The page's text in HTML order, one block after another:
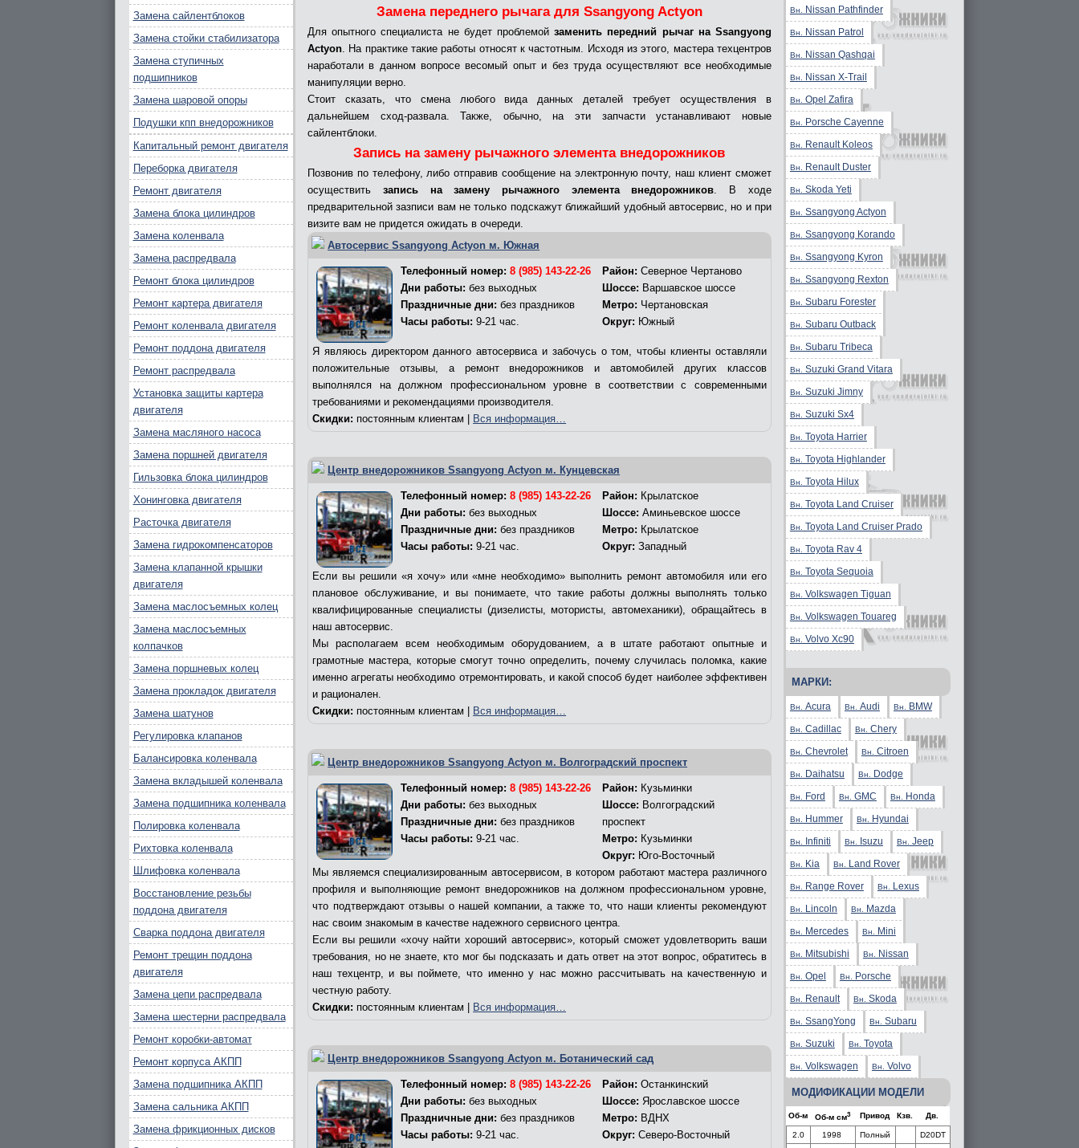
Замена переднего рычага для Ssangyong Actyon
Для опытного специалиста не будет проблемойзаменить передний рычаг на Ssangyong
Actyon. На практике такие работы относят к частотным. Исходя из этого, мастера техцентров
наработали в данном вопросе весомый опыт и без труда осуществляют все необходимые
манипуляции верно.
Стоит сказать, что смена любого вида данных деталей требует осуществления в
дальнейшем сход-развала. Также, обычно, на эти запчасти устанавливают новые
сайлентблоки.
Запись на замену рычажного элемента внедорожников
Позвонив по телефону, либо отправив сообщение на электронную почту, наш клиент сможет
осуществить запись на замену рычажного элемента внедорожников. В ходе
предварительной зазписи вам не только подскажут ближайший удобный автосервис, но и при
визите вам не придется ожидать в очереди.
Автосервис Ssangyong Actyon м. Южная
Телефонный номер:8 (985) 143-22-26
Дни работы: без выходных
Праздничные дни: без праздников
Часы работы: 9-21 час.
Район: Северное Чертаново
Шоссе: Варшавское шоссе
Метро: Чертановская
Округ: Южный
Я являюсь директором данного автосервиса и забочусь о том, чтобы клиенты оставляли
положительные отзывы, а ремонт внедорожников и автомобилей других классов
выполнялся на должном профессиональном уровне в соответствии с современными
требованиями и рекомендациями производителя.
Скидки: постоянным клиентам | Вся информация…
Центр внедорожников Ssangyong Actyon м. Кунцевская
Телефонный номер:8 (985) 143-22-26
Дни работы: без выходных
Праздничные дни: без праздников
Часы работы: 9-21 час.
Район: Крылатское
Шоссе: Аминьевское шоссе
Метро: Крылатское
Округ: Западный
Если вы решили «я хочу» или «мне необходимо» выполнить ремонт автомобиля или его
плановое обслуживание, и вы понимаете, что такие работы должны выполнять только
квалифицированные специалисты (дизелисты, мотористы, автомеханики), обращайтесь в
наш автосервис.
Мы располагаем всем необходимым оборудованием, а в штате работают опытные и
грамотные мастера, которые смогут точно определить, почему случилась поломка, какие
именно агрегаты необходимо отремонтировать, и какой способ будет наиболее эффективен
и рационален.
Скидки: постоянным клиентам | Вся информация…
Центр внедорожников Ssangyong Actyon м. Волгоградский проспект
Телефонный номер:8 (985) 143-22-26
Дни работы: без выходных
Праздничные дни: без праздников
Часы работы: 9-21 час.
Район: Кузьминки
Шоссе: Волгоградский
проспект
Метро: Кузьминки
Округ: Юго-Восточный
Мы являемся специализированным автосервисом, в котором работают мастера различного
профиля и выполняющие ремонт внедорожников на должном профессиональном уровне,
что подтверждают отзывы о нашей компании, а также то, что наши клиенты рекомендуют
нас своим знакомым в качестве надежного сервисного центра.
Если вы решили «хочу найти хороший автосервис», который сможет удовлетворить ваши
требования, но не знаете, кто мог бы подсказать и дать ответ на этот вопрос, обратитесь в
наш техцентр, и вы поймете, что именно у нас можно рассчитывать на качественную и
честную работу.
Скидки: постоянным клиентам | Вся информация…
Центр внедорожников Ssangyong Actyon м. Ботанический сад
Телефонный номер:8 (985) 143-22-26
Дни работы: без выходных
Праздничные дни: без праздников
Часы работы: 9-21 час.
Район: Останкинский
Шоссе: Ярославское шоссе
Метро: ВДНХ
Округ: Северо-Восточный
Замена сайлентблоков
Замена стойки стабилизатора
Замена ступичных
подшипников
Замена шаровой опоры
Подушки кпп внедорожников
Капитальный ремонт двигателя
Переборка двигателя
Ремонт двигателя
Замена блока цилиндров
Замена коленвала
Замена распредвала
Ремонт блока цилиндров
Ремонт картера двигателя
Ремонт коленвала двигателя
Ремонт поддона двигателя
Ремонт распредвала
Установка защиты картера
двигателя
Замена масляного насоса
Замена поршней двигателя
Гильзовка блока цилиндров
Хонинговка двигателя
Расточка двигателя
Замена гидрокомпенсаторов
Замена клапанной крышки
двигателя
Замена маслосъемных колец
Замена маслосъемных
колпачков
Замена поршневых колец
Замена прокладок двигателя
Замена шатунов
Регулировка клапанов
Балансировка коленвала
Замена вкладышей коленвала
Замена подшипника коленвала
Полировка коленвала
Рихтовка коленвала
Шлифовка коленвала
Восстановление резьбы
поддона двигателя
Сварка поддона двигателя
Ремонт трещин поддона
двигателя
Замена цепи распредвала
Замена шестерни распредвала
Ремонт коробки-автомат
Ремонт корпуса АКПП
Замена подшипника АКПП
Замена сальника АКПП
Замена фрикционных дисков
Вн. Nissan Pathfinder
Вн. Nissan Patrol
Вн. Nissan Qashqai
Вн. Nissan X-Trail
Вн. Opel Zafira
Вн. Porsche Cayenne
Вн. Renault Koleos
Вн. Renault Duster
Вн. Skoda Yeti
Вн. Ssangyong Actyon
Вн. Ssangyong Korando
Вн. Ssangyong Kyron
Вн. Ssangyong Rexton
Вн. Subaru Forester
Вн. Subaru Outback
Вн. Subaru Tribeca
Вн. Suzuki Grand Vitara
Вн. Suzuki Jimny
Вн. Suzuki Sx4
Вн. Toyota Harrier
Вн. Toyota Highlander
Вн. Toyota Hilux
Вн. Toyota Land Cruiser
Вн. Toyota Land Cruiser Prado
Вн. Toyota Rav 4
Вн. Toyota Sequoia
Вн. Volkswagen Tiguan
Вн. Volkswagen Touareg
Вн. Volvo Xc90
МАРКИ:
Вн. Acura Вн. Audi Вн. BMW
Вн. Cadillac Вн. Chery
Вн. Chevrolet Вн. Citroen
Вн. Daihatsu Вн. Dodge
Вн. Ford Вн. GMC Вн. Honda
Вн. Hummer Вн. Hyundai
Вн. Infiniti Вн. Isuzu Вн. Jeep
Вн. Kia Вн. Land Rover
Вн. Range Rover Вн. Lexus
Вн. Lincoln Вн. Mazda
Вн. Mercedes Вн. Mini
Вн. Mitsubishi Вн. Nissan
Вн. Opel Вн. Porsche
Вн. Renault Вн. Skoda
Вн. SsangYong Вн. Subaru
Вн. Suzuki Вн. Toyota
Вн. Volkswagen Вн. Volvo
МОДИФИКАЦИИ МОДЕЛИ
Об-м Об-м см3 Привод Кзв. Дв.
2.0 1998 Полный D20DT